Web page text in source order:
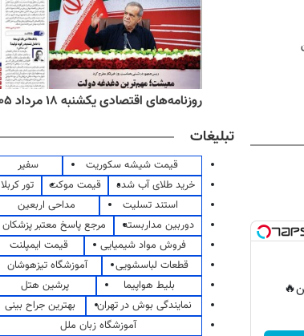
روزنامه‌های اقتصادی یکشنبه ۱۸ مرداد ۱۴۰۵
تبلیغات
قیمت شیشه سکوریت
سفیر
خرید طلای آب شده
قیمت موکت
تور کربلا
استند تسلیت
مداحی اربعین
دوربین مداربسته
مرجع پاسخ معتبر پزشکان
فروش مواد شیمیایی
قیمت ایمپلنت
قطعات لباسشویی
آموزشگاه تیزهوشان
بلیط هواپیما
پرشین هتل
نمایندگی بوش در تهران
بهترین جراح بینی
آموزشگاه زبان ملل